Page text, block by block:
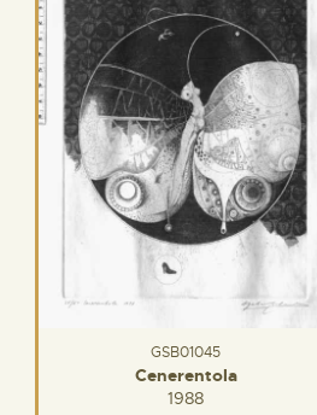
GSB01045
Cenerentola
1988